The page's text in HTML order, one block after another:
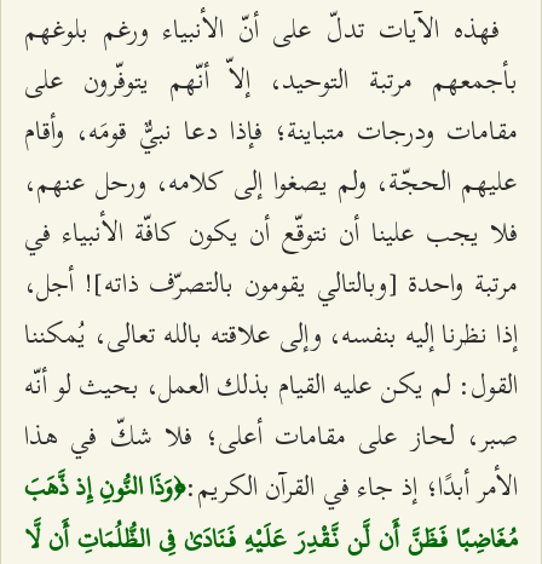
فهذه الآيات تدلّ على أنّ الأنبياء ورغم بلوغهم
بأجمعهم مرتبة التوحيد، إلاّ أنّهم يتوفّرون على
مقامات ودرجات متباينة؛ فإذا دعا نبيٌّ قومَه، وأقام
عليهم الحجّة، ولم يصغوا إلى كلامه، ورحل عنهم،
فلا يجب علينا أن نتوقّع أن يكون كافّة الأنبياء في
مرتبة واحدة [وبالتالي يقومون بالتصرّف ذاته]! أجل،
إذا نظرنا إليه بنفسه، وإلى علاقته بالله تعالى، يُمكننا
القول: لم يكن عليه القيام بذلك العمل، بحيث لو أنّه
صبر، لحاز على مقامات أعلى؛ فلا شكّ في هذا
الأمر أبدًا؛ إذ جاء في القرآن الكريم:﴿وَذَا النُّونِ إِذ ذَّهَبَ
مُغَاضِبًا فَظَنَّ أَن لَّن نَّقْدِرَ عَلَيْهِ فَنَادَىٰ فِي الظُّلُمَاتِ أَن لَّا